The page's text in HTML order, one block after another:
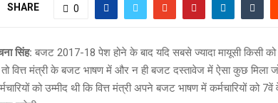
SHARE 0
सिंह: बजट 2017-18 पेश होने के बाद यदि सबसे ज्यादा मायूसी किसी
वित्त मंत्री के बजट भाषण में और न ही बजट दस्तावेज में ऐसा कुछ
को उम्मीद थी कि वित्त मंत्री अपने बजट भाषण में कर्मचारियों को